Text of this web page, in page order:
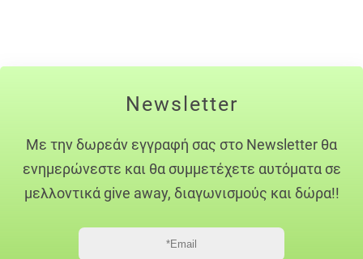
Newsletter
Με την δωρεάν εγγραφή σας στο Newsletter θα
ενημερώνεστε και θα συμμετέχετε αυτόματα σε
μελλοντικά give away, διαγωνισμούς και δώρα!!